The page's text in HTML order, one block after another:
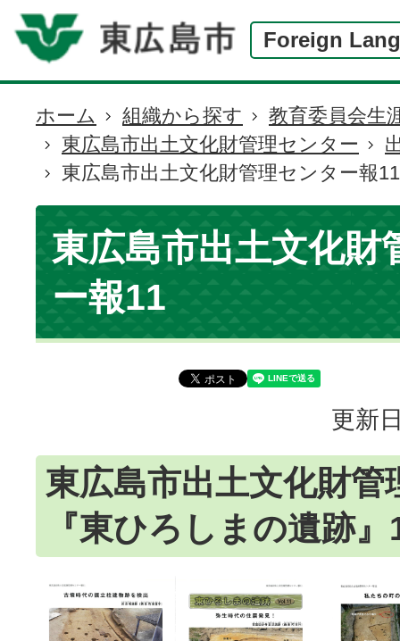
Foreign
現
在
の
位
置
ホーム 組織から探す
教育委員会生
東広島市出土文化財管理センター
東広島市出土文化財管理センター報11
東広島市出土文化財
ー報11
更新
東広島市出土文化財管
『東ひろしまの遺跡』